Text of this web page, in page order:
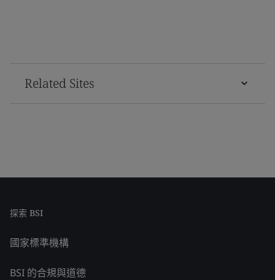
Related Sites
探索 BSI
國家標準機構
BSI 的合規與道德